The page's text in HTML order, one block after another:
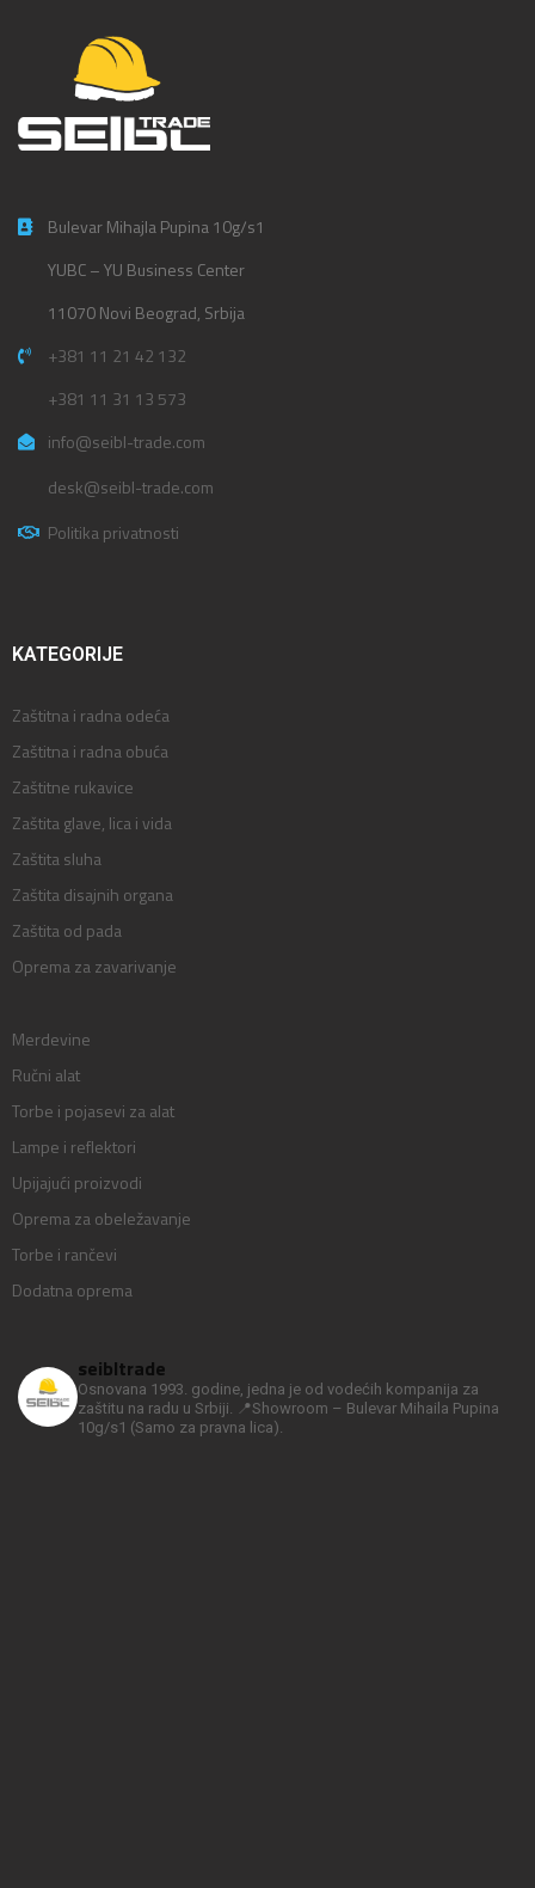
Bulevar Mihajla Pupina 10g/s1
YUBC – YU Business Center
11070 Novi Beograd, Srbija
+381 11 21 42 132
+381 11 31 13 573
info@seibl-trade.com
desk@seibl-trade.com
Politika privatnosti
KATEGORIJE
Zaštitna i radna odeća
Zaštitna i radna obuća
Zaštitne rukavice
Zaštita glave, lica i vida
Zaštita sluha
Zaštita disajnih organa
Zaštita od pada
Oprema za zavarivanje
Merdevine
Ručni alat
Torbe i pojasevi za alat
Lampe i reflektori
Upijajući proizvodi
Oprema za obeležavanje
Torbe i rančevi
Dodatna oprema
seibltrade
Osnovana 1993. godine, jedna je od vodećih kompanija za
zaštitu na radu u Srbiji.
📍Showroom – Bulevar Mihaila Pupina
10g/s1 (Samo za pravna lica).